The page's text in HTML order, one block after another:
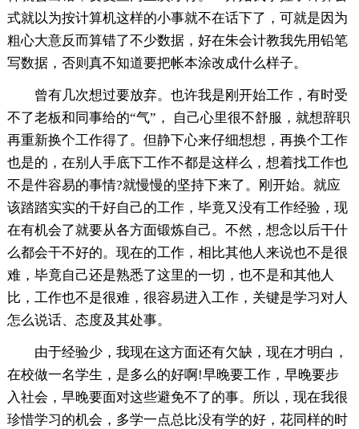
式就以为按计算机这样的小事就不在话下了，可就是因为
粗心大意反而算错了不少数据，好在朱会计教我先用铅笔
写数据，否则真不知道要把帐本涂改成什么样子。
曾有几次想过要放弃。也许我是刚开始工作，有时受
不了老板和同事给的“气”， 自己心里很不舒服，就想辞职
再重新换个工作得了。但静下心来仔细想想，再换个工作
也是的，在别人手底下工作不都是这样么，想着找工作也
不是件容易的事情?就慢慢的坚持下来了。刚开始。就应
该踏踏实实的干好自己的工作，毕竟又没有工作经验，现
在有机会了就要从各方面锻炼自己。不然，想念以后干什
么都会干不好的。现在的工作，相比其他人来说也不是很
难，毕竟自己还是熟悉了这里的一切，也不是和其他人
比，工作也不是很难，很容易进入工作，关键是学习对人
怎么说话、态度及其处事。
由于经验少，我现在这方面还有欠缺，现在才明白，
在校做一名学生，是多么的好啊!早晚要工作，早晚要步
入社会，早晚要面对这些避免不了的事。所以，现在我很
珍惜学习的机会，多学一点总比没有学的好，花同样的时